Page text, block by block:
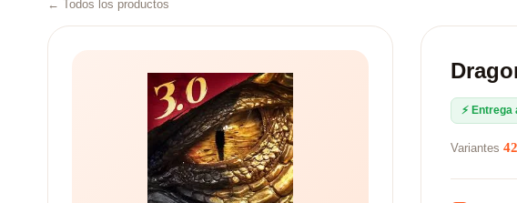
← Todos los productos
⚡
Variantes 42